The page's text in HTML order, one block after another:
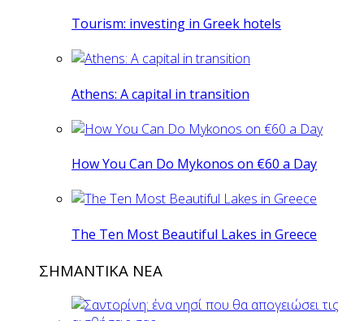
Tourism: investing in Greek hotels
Athens: A capital in transition
How You Can Do Mykonos on €60 a Day
The Ten Most Beautiful Lakes in Greece
ΣΗΜΑΝΤΙΚΑ ΝΕΑ